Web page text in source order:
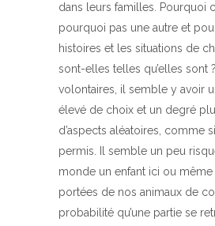
dans leurs familles. Pourquoi
pourquoi pas une autre et
histoires et les situations de
sont-elles telles qu’elles sont
volontaires, il semble y avoir
élevé de choix et un degré
d’aspects aléatoires, comme
permis. Il semble un peu
monde un enfant ici ou même
portées de nos animaux de
probabilité qu’une partie se